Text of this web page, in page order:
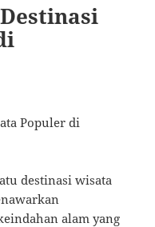
Populer di
destinasi wisata
alam yang